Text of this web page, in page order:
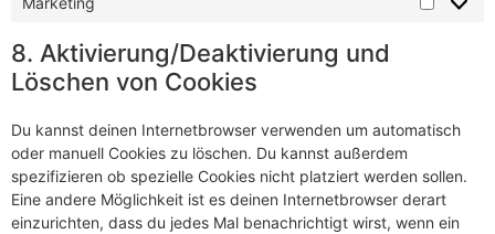
8. Aktivierung/Deaktivierung und
Löschen von Cookies
Du kannst deinen Internetbrowser verwenden um automatisch
oder manuell Cookies zu löschen. Du kannst außerdem
spezifizieren ob spezielle Cookies nicht platziert werden sollen.
Eine andere Möglichkeit ist es deinen Internetbrowser derart
einzurichten, dass du jedes Mal benachrichtigt wirst, wenn ein